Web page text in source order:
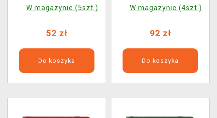
W magazynie (5szt.)
52 zł
Do koszyka
Blue
W magazynie (4szt.)
92 zł
Do koszyka